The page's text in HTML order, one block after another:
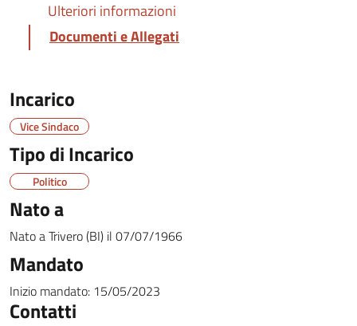
Ulteriori informazioni
Documenti e Allegati
Incarico
Vice Sindaco
Tipo di Incarico
Politico
Nato a
Nato aTrivero (BI) il 07/07/1966
Mandato
Inizio mandato: 15/05/2023
Contatti